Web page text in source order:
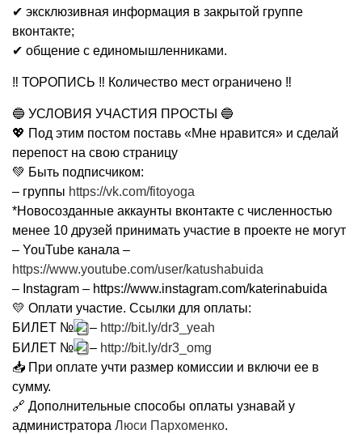
✔ эксклюзивная информация в закрытой группе
вконтакте;
✔ общение с единомышленниками.
‼ ТОРОПИСЬ ‼ Количество мест ограничено ‼
🔵 УСЛОВИЯ УЧАСТИЯ ПРОСТЫ 🔵
💖 Под этим постом поставь «Мне нравится» и сделай
перепост на свою страницу
💚 Быть подписчиком:
– группы https://vk.com/fitoyoga
*Новосозданные аккаунты вконтакте с численностью
менее 10 друзей принимать участие в проекте не могут
– YouTube канала –
https://www.youtube.com/user/katushabuida
– Instagram – https://www.instagram.com/katerinabuida
💛 Оплати участие. Ссылки для оплаты:
БИЛЕТ №
– http://bit.ly/dr3_yeah
БИЛЕТ №
– http://bit.ly/dr3_omg
📥 При оплате учти размер комиссии и включи ее в
сумму.
🔗 Дополнительные способы оплаты узнавай у
администратора Люси Пархоменко.